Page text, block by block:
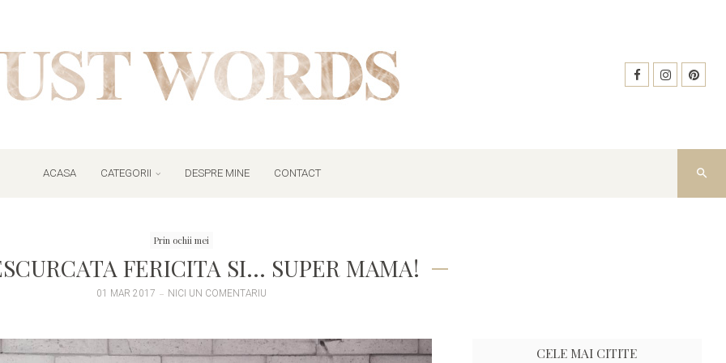
ACASA CATEGORII DESPRE MINE CONTACT
Prin ochii mei
FERICITA SI… SUPER MAMA!
01 MAR 2017 NICI UN COMENTARIU
CELE MAI CITITE